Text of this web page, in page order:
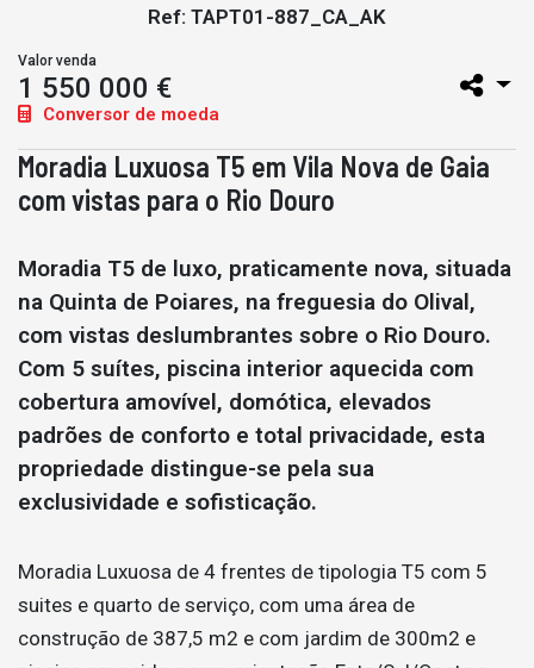
Ref: TAPT01-887_CA_AK
Valor venda
1 550 000 €
Conversor de moeda
Moradia Luxuosa T5 em Vila Nova de Gaia
com vistas para o Rio Douro
Moradia T5 de luxo, praticamente nova, situada
na Quinta de Poiares, na freguesia do Olival,
com vistas deslumbrantes sobre o Rio Douro.
Com 5 suítes, piscina interior aquecida com
cobertura amovível, domótica, elevados
padrões de conforto e total privacidade, esta
propriedade distingue-se pela sua
exclusividade e sofisticação.
Moradia Luxuosa de 4 frentes de tipologia T5 com 5
suites e quarto de serviço, com uma área de
construção de 387,5 m2 e com jardim de 300m2 e